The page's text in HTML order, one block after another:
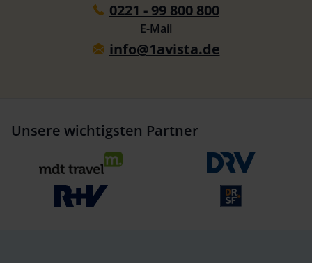
0221 - 99 800 800
E-Mail
info@1avista.de
Unsere wichtigsten Partner